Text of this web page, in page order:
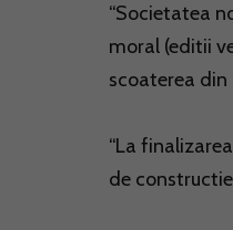
“Societatea
moral (editii
scoaterea din
“La
de